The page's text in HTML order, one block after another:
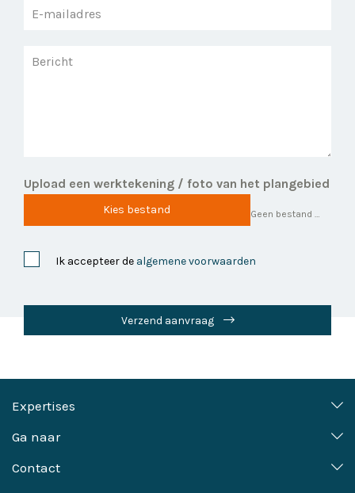
Upload een werktekening / foto van het plangebied
Kies bestand Geen bestand gekozen
Ik accepteer de algemene voorwaarden
Verzend aanvraag
Expertises
Erfgoed en ruimtelijk advies
Maritieme archeologie
Ga naar
Over Vestigia
Contact